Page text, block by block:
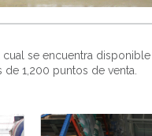
se encuentra disponible
1,200 puntos de venta.